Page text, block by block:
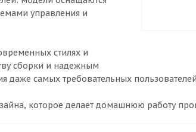
управления и
стилях и
сборки и надежным
даже самых требовательных
которое делает домашнюю работу